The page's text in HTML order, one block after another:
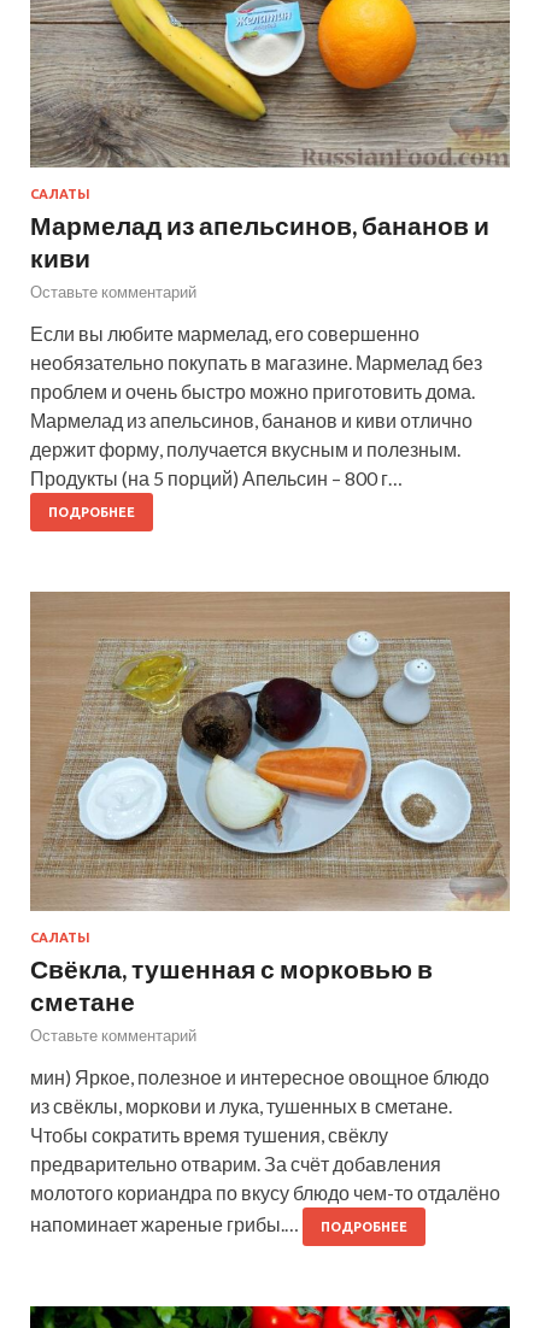
САЛАТЫ
Мармелад из апельсинов, бананов и
киви
Оставьте комментарий
Если вы любите мармелад, его совершенно
необязательно покупать в магазине. Мармелад без
проблем и очень быстро можно приготовить дома.
Мармелад из апельсинов, бананов и киви отлично
держит форму, получается вкусным и полезным.
Продукты (на 5 порций) Апельсин – 800 г…
ПОДРОБНЕЕ
САЛАТЫ
Свёкла, тушенная с морковью в
сметане
Оставьте комментарий
мин) Яркое, полезное и интересное овощное блюдо
из свёклы, моркови и лука, тушенных в сметане.
Чтобы сократить время тушения, свёклу
предварительно отварим. За счёт добавления
молотого кориандра по вкусу блюдо чем-то отдалёно
напоминает жареные грибы.…
ПОДРОБНЕЕ